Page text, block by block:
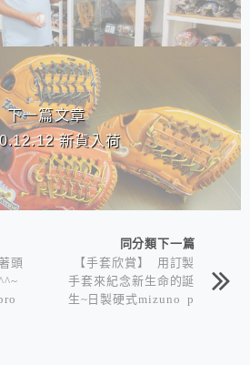
下一篇文章
新貨入荷
頭
同分類下一篇
【手套欣賞】 用訂製
手套來紀念新生命的誕
生~日製硬式mizuno p